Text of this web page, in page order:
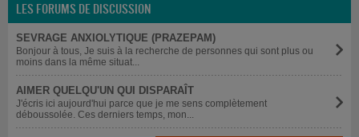
LES FORUMS DE DISCUSSION
SEVRAGE ANXIOLYTIQUE (PRAZEPAM)
Bonjour à tous, Je suis à la recherche de personnes qui sont plus ou
moins dans la même situat...
AIMER QUELQU'UN QUI DISPARAÎT
J'écris ici aujourd'hui parce que je me sens complètement
déboussolée. Ces derniers temps, mon...